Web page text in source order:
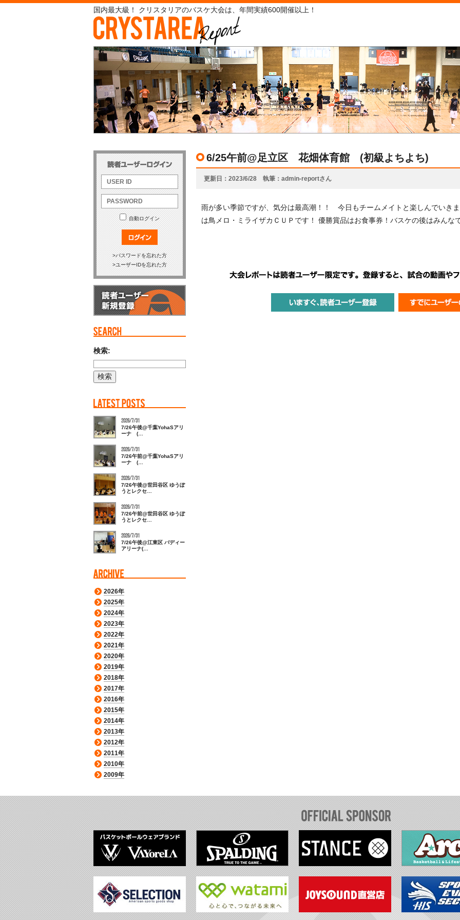
国内最大級！ クリスタリアのバスケ大会は、年間実績600開催以上！
6/25午前@足立区 花畑体育館 (初級よちよち)
更新日 2023/6/28 執筆 admin-reportさん
雨が多い季節ですが、気分は最高潮！！ 今日もチームメイトと楽しんでいき
は鳥メロ・ミライザカＣＵＰです！ 優勝賞品はお食事券！バスケの後はみんな
自動ログイン
パスワードを忘れた方
ユーザーIDを忘れた方
検索:
2026/7/31
7/26午後@千葉YohaSアリ
ーナ (…
2026/7/31
7/26午前@千葉YohaSアリ
ーナ (…
2026/7/31
7/26午後@世田谷区 ゆうぽ
うとレクセ…
2026/7/31
7/26午前@世田谷区 ゆうぽ
うとレクセ…
2026/7/31
7/26午後@江東区 バディー
アリーナ(…
2026年
2025年
2024年
2023年
2022年
2021年
2020年
2019年
2018年
2017年
2016年
2015年
2014年
2013年
2012年
2011年
2010年
2009年